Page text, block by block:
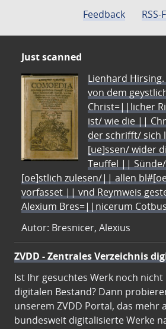
Feedback
RSS-
Just scanned
Lienhard
von dem
Christ=||licher
ist/ wie die ||
der schrifft/
[ue]ssen/ wider
Teuffel ||
[oe]stlich zulesen/|| allen
vorfasset || vnd Reymweis
Alexium Bres=||nicerum
Autor: Bresnicer, Alexius
ZVDD - Zentrales Verzeichnis
Ist Ihr gesuchtes Werk noch
digitalen Bestand? Dann
unserem ZVDD Portal, das mehr
bundesweit digitalisierte Werke